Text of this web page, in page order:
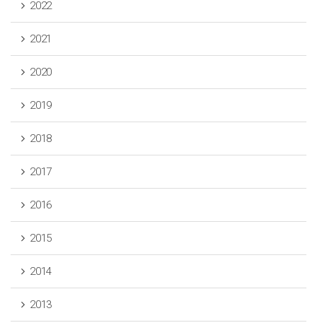
2022
2021
2020
2019
2018
2017
2016
2015
2014
2013